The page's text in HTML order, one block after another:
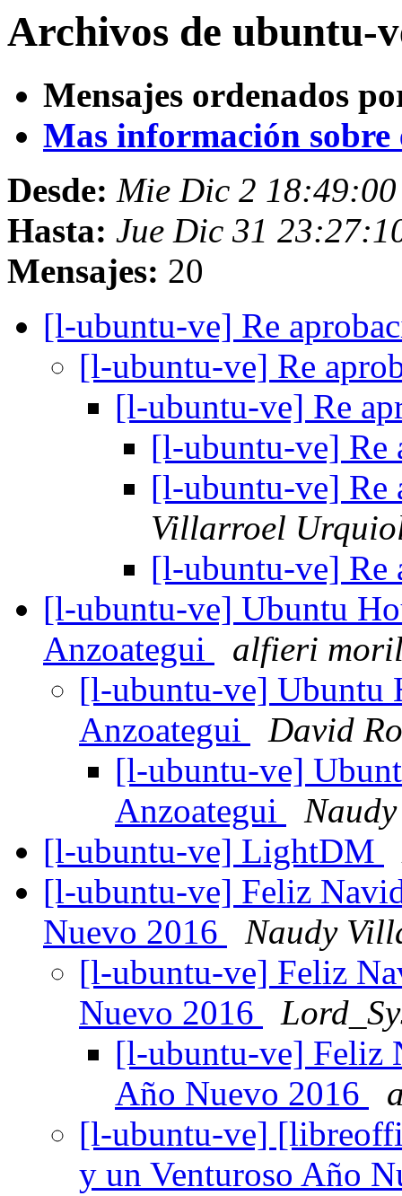
Archivos de ubuntu-
Mensajes ordenados
Mas información sobre
Desde: Mie Dic 2
Hasta: Jue Dic 31
Mensajes: 20
[l-ubuntu-ve] Re
[l-ubuntu-ve] Re
[l-ubuntu-ve] Re
[l-ubuntu-ve] Re
[l-ubuntu-ve] Re
Villarroel
[l-ubuntu-ve] Re
[l-ubuntu-ve] Ubuntu
Anzoategui
alfieri
[l-ubuntu-ve] Ubuntu
Anzoategui
David
[l-ubuntu-ve]
Anzoategui
[l-ubuntu-ve] LightDM
[l-ubuntu-ve] Feliz
Nuevo 2016
Naudy
[l-ubuntu-ve] Feliz
Nuevo 2016
[l-ubuntu-ve] Feliz
Año Nuevo 2016
[l-ubuntu-ve]
y un Venturoso Año